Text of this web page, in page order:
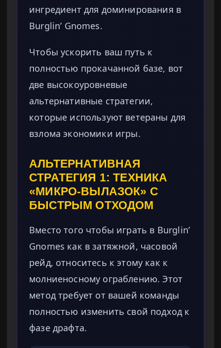
ингредиент для доминирования в
Burglin’ Gnomes.
Чтобы ускорить ваш путь к
полностью прокачанной базе, вот
две высокоуровневые
альтернативные стратегии,
которые используют ветераны для
взлома экономики игры.
АЛЬТЕРНАТИВНАЯ
СТРАТЕГИЯ 1: ТЕХНИКА
«МИКРО-ВЫЛАЗОК» С
БЫСТРЫМ ОТХОДОМ
Вместо того чтобы играть в Burglin’
Gnomes как в затяжной, часовой
рейд, относитесь к этому как к
молниеносному ограблению. Этот
метод требует от вашей команды
полностью изменить свой подход к
фазе драфта.